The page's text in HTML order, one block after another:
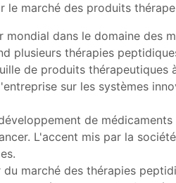
le marché des produits
mondial dans le domaine des
plusieurs thérapies
de produits
sur les systèmes
de
L'accent mis par la
marché des thérapies